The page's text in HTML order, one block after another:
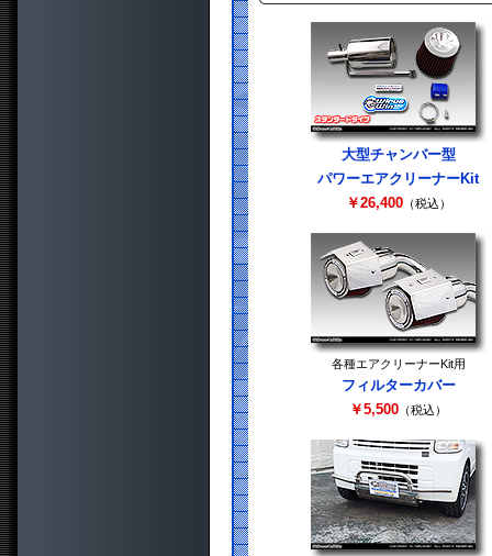
大型チャンバー型
パワーエアクリーナーKit
￥26,400（税込）
各種エアクリーナーKit用
フィルターカバー
￥5,500 （税込）